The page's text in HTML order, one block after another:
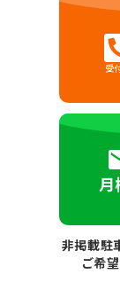
受
月
非掲載駐
ご希